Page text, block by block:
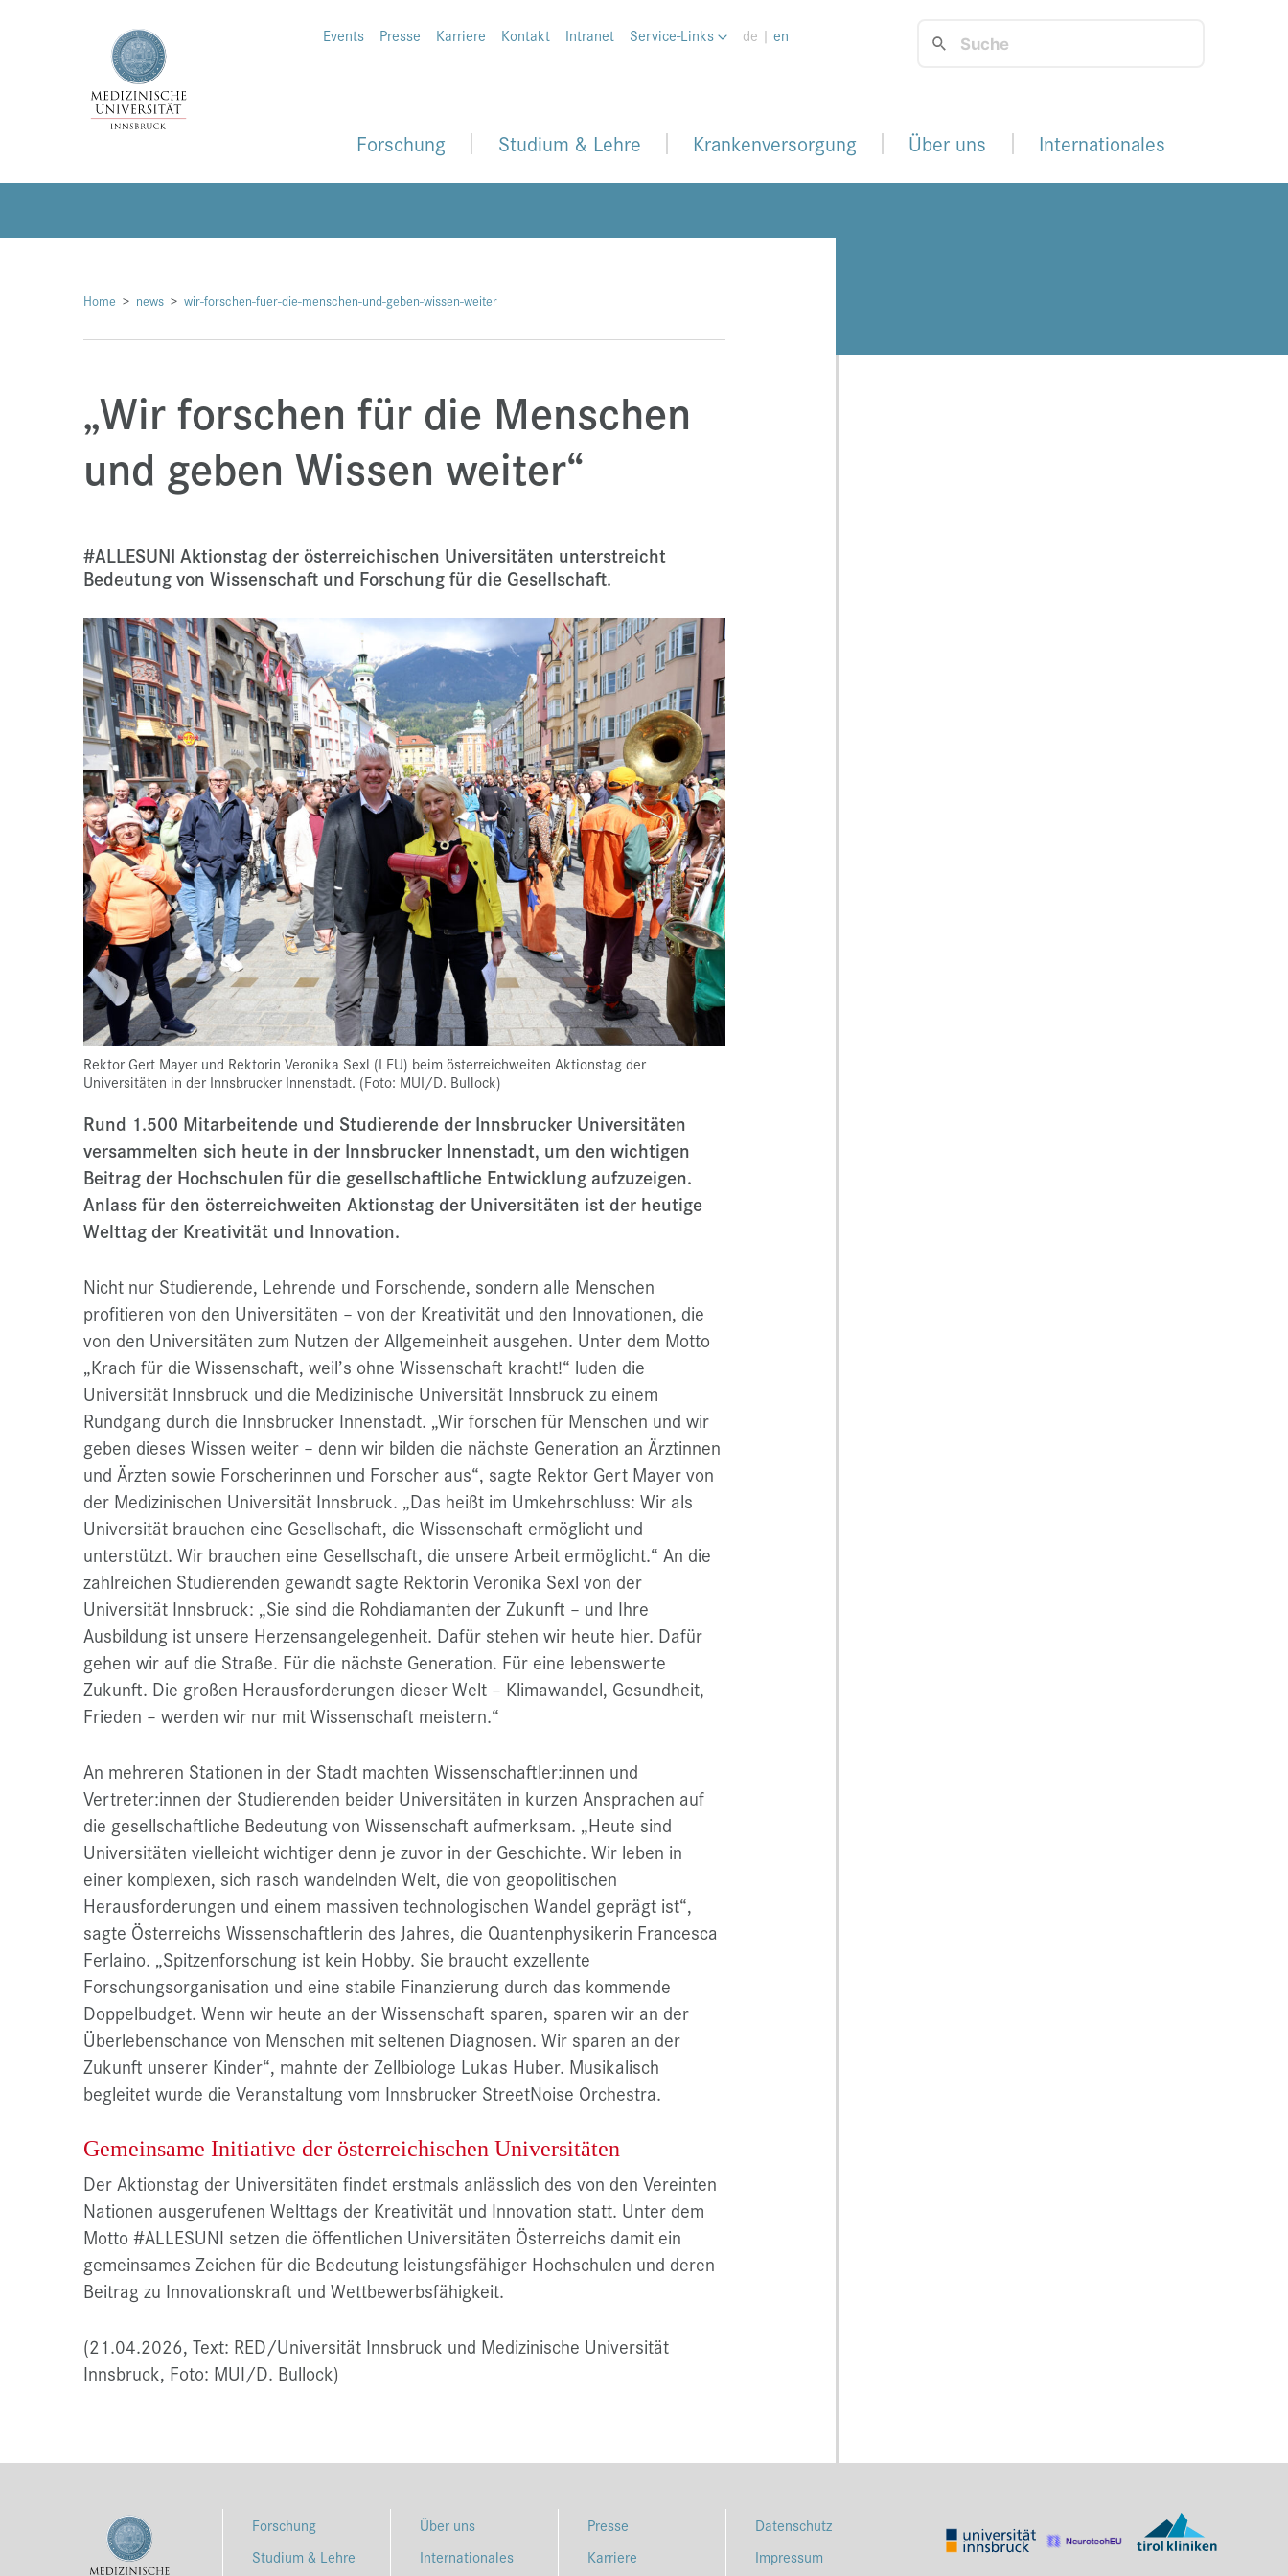
Events Presse Karriere Kontakt Intranet Service-Links de | en
Forschung Studium & Lehre Krankenversorgung Über uns Internationales
Home news wir-forschen-fuer-die-menschen-und-geben-wissen-weiter
„Wir forschen für die Menschen
und geben Wissen weiter“
#ALLESUNI Aktionstag der österreichischen Universitäten unterstreicht
Bedeutung von Wissenschaft und Forschung für die Gesellschaft.
Rektor Gert Mayer und Rektorin Veronika Sexl (LFU) beim österreichweiten Aktionstag der
Universitäten in der Innsbrucker Innenstadt. (Foto: MUI/D. Bullock)
Rund 1.500 Mitarbeitende und Studierende der Innsbrucker Universitäten
versammelten sich heute in der Innsbrucker Innenstadt, um den wichtigen
Beitrag der Hochschulen für die gesellschaftliche Entwicklung aufzuzeigen.
Anlass für den österreichweiten Aktionstag der Universitäten ist der heutige
Welttag der Kreativität und Innovation.
Nicht nur Studierende, Lehrende und Forschende, sondern alle Menschen
profitieren von den Universitäten – von der Kreativität und den Innovationen, die
von den Universitäten zum Nutzen der Allgemeinheit ausgehen. Unter dem Motto
„Krach für die Wissenschaft, weil’s ohne Wissenschaft kracht!“ luden die
Universität Innsbruck und die Medizinische Universität Innsbruck zu einem
Rundgang durch die Innsbrucker Innenstadt. „Wir forschen für Menschen und wir
geben dieses Wissen weiter – denn wir bilden die nächste Generation an Ärztinnen
und Ärzten sowie Forscherinnen und Forscher aus“, sagte Rektor Gert Mayer von
der Medizinischen Universität Innsbruck. „Das heißt im Umkehrschluss: Wir als
Universität brauchen eine Gesellschaft, die Wissenschaft ermöglicht und
unterstützt. Wir brauchen eine Gesellschaft, die unsere Arbeit ermöglicht.“ An die
zahlreichen Studierenden gewandt sagte Rektorin Veronika Sexl von der
Universität Innsbruck: „Sie sind die Rohdiamanten der Zukunft – und Ihre
Ausbildung ist unsere Herzensangelegenheit. Dafür stehen wir heute hier. Dafür
gehen wir auf die Straße. Für die nächste Generation. Für eine lebenswerte
Zukunft. Die großen Herausforderungen dieser Welt – Klimawandel, Gesundheit,
Frieden – werden wir nur mit Wissenschaft meistern.“
An mehreren Stationen in der Stadt machten Wissenschaftler:innen und
Vertreter:innen der Studierenden beider Universitäten in kurzen Ansprachen auf
die gesellschaftliche Bedeutung von Wissenschaft aufmerksam. „Heute sind
Universitäten vielleicht wichtiger denn je zuvor in der Geschichte. Wir leben in
einer komplexen, sich rasch wandelnden Welt, die von geopolitischen
Herausforderungen und einem massiven technologischen Wandel geprägt ist“,
sagte Österreichs Wissenschaftlerin des Jahres, die Quantenphysikerin Francesca
Ferlaino. „Spitzenforschung ist kein Hobby. Sie braucht exzellente
Forschungsorganisation und eine stabile Finanzierung durch das kommende
Doppelbudget. Wenn wir heute an der Wissenschaft sparen, sparen wir an der
Überlebenschance von Menschen mit seltenen Diagnosen. Wir sparen an der
Zukunft unserer Kinder“, mahnte der Zellbiologe Lukas Huber. Musikalisch
begleitet wurde die Veranstaltung vom Innsbrucker StreetNoise Orchestra.
Gemeinsame Initiative der österreichischen Universitäten
Der Aktionstag der Universitäten findet erstmals anlässlich des von den Vereinten
Nationen ausgerufenen Welttags der Kreativität und Innovation statt. Unter dem
Motto #ALLESUNI setzen die öffentlichen Universitäten Österreichs damit ein
gemeinsames Zeichen für die Bedeutung leistungsfähiger Hochschulen und deren
Beitrag zu Innovationskraft und Wettbewerbsfähigkeit.
(21.04.2026, Text: RED/Universität Innsbruck und Medizinische Universität
Innsbruck, Foto: MUI/D. Bullock)
Forschung
Studium & Lehre
Über uns
Internationales
Presse
Karriere
Datenschutz
Impressum